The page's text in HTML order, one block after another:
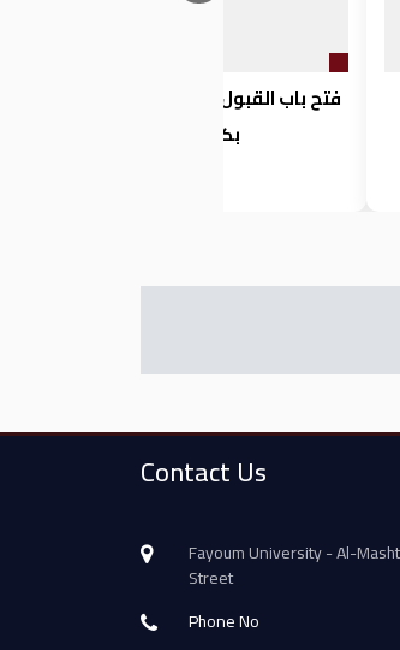
فتح باب القبول للتسجيل للدراسات العليا
بكلية التمريض
Contact Us
Fayoum University - Al-
Street
Phone No